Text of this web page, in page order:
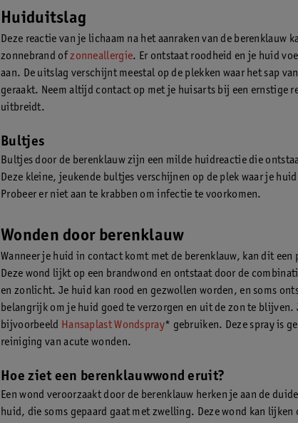
Huiduitslag
Deze reactie van je lichaam na het aanraken van de berenklauw
zonnebrand ofzonneallergie. Er ontstaat roodheid en je huid
aan. De uitslag verschijnt meestal op de plekken waar het sap
geraakt. Neem altijd contact op met je huisarts bij een ernstige
uitbreidt.
Bultjes
Bultjes door de berenklauw zijn een milde huidreactie die
Deze kleine, jeukende bultjes verschijnen op de plek waar je
Probeer er niet aan te krabben om infectie te voorkomen.
Wonden door berenklauw
Wanneer je huid in contact komt met de berenklauw, kan dit
Deze wond lijkt op een brandwond en ontstaat door de
en zonlicht. Je huid kan rood en gezwollen worden, en soms
belangrijk om je huid goed te verzorgen en uit de zon te blijven.
bijvoorbeeld Hansaplast Wondspray* gebruiken. Deze spray is
reiniging van acute wonden.
Hoe ziet een berenklauwwond eruit?
Een wond veroorzaakt door de berenklauw herken je aan de
huid, die soms gepaard gaat met zwelling. Deze wond kan lijken